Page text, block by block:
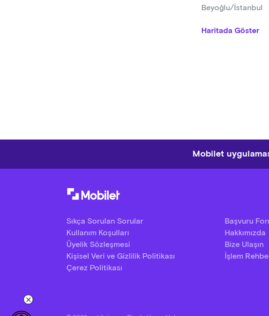
Beyoğlu/İstanbul
Haritada Göster
Mobilet
Sıkça Sorulan Sorular
Kullanım Koşulları
Üyelik Sözleşmesi
Kişisel Veri ve Gizlilik Politikası
Çerez Politikası
Başvuru
Hakkımızda
Bize Ulaşın
İşlem